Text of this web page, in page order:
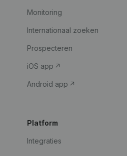
Monitoring
Internationaal zoeken
Prospecteren
iOS app
Android app
Platform
Integraties